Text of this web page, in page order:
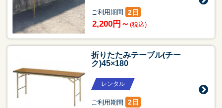
ご利用期間 2日
2,200円～ (税込)
折りたたみテーブル(チー
ク)45×180
レンタル
ご利用期間 2日